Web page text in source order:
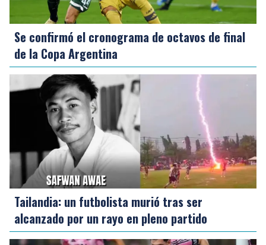
Se confirmó el cronograma de octavos de final
de la Copa Argentina
Tailandia: un futbolista murió tras ser
alcanzado por un rayo en pleno partido